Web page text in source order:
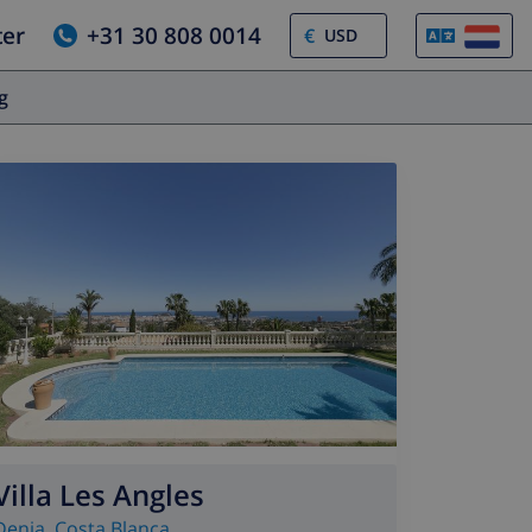
+31 30 808 0014 €
Les Angles